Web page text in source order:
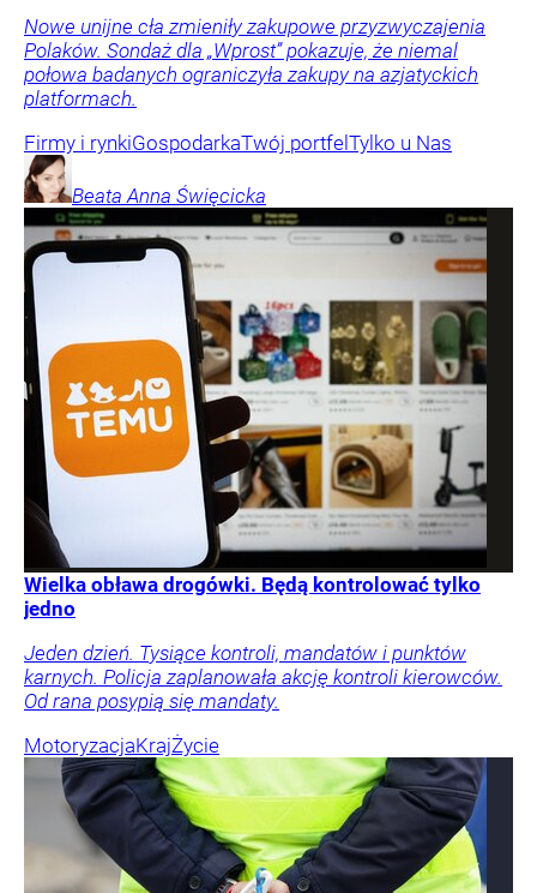
Nowe unijne cła zmieniły zakupowe przyzwyczajenia
Polaków. Sondaż dla „Wprost” pokazuje, że niemal
połowa badanych ograniczyła zakupy na azjatyckich
platformach.
Firmy i rynkiGospodarkaTwój portfel Tylko u Nas
Beata Anna Święcicka
Wielka obława drogówki. Będą kontrolować tylko
jedno
Jeden dzień. Tysiące kontroli, mandatów i punktów
karnych. Policja zaplanowała akcję kontroli kierowców.
Od rana posypią się mandaty.
MotoryzacjaKrajŻycie